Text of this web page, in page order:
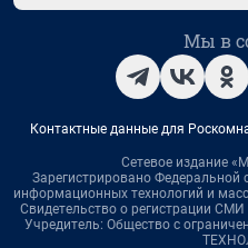
Мы в
Контактные данные для
Сетевое издание
Зарегистрировано Федеральной
информационных технологий и
Свидетельство о регистрации
Учредитель: Общество с